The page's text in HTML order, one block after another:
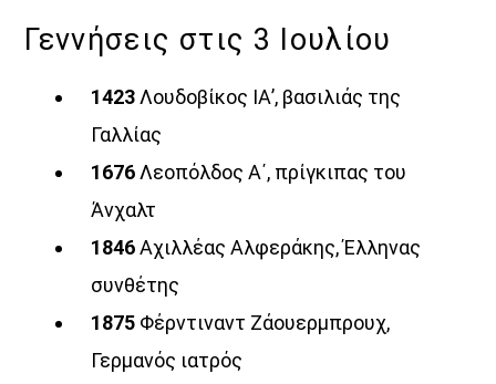
Γεννήσεις στις 3 Ιουλίου
1423 Λουδοβίκος ΙΑ’, βασιλιάς της
Γαλλίας
1676 Λεοπόλδος Α΄, πρίγκιπας του
Άνχαλτ
1846Αχιλλέας Αλφεράκης, Έλληνας
συνθέτης
1875 Φέρντιναντ Ζάουερμπρουχ,
Γερμανός ιατρός